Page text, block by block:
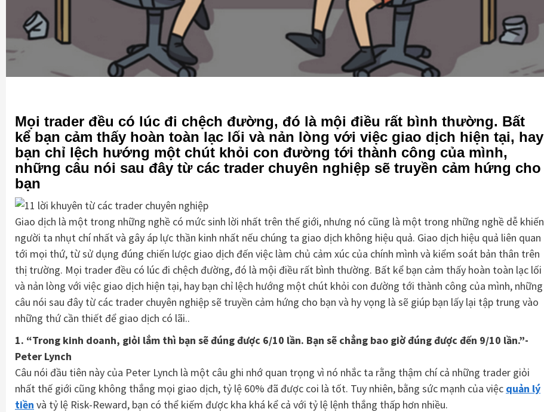
Mọi trader đều có lúc đi chệch đường, đó là mội điều rất bình thường. Bất
kể bạn cảm thấy hoàn toàn lạc lối và nản lòng với việc giao dịch hiện tại, hay
bạn chỉ lệch hướng một chút khỏi con đường tới thành công của mình,
những câu nói sau đây từ các trader chuyên nghiệp sẽ truyền cảm hứng cho
bạn
Giao dịch là một trong những nghề có mức sinh lời nhất trên thế giới, nhưng nó cũng là một trong những nghề dễ khiến
người ta nhụt chí nhất và gây áp lực thần kinh nhất nếu chúng ta giao dịch không hiệu quả. Giao dịch hiệu quả liên quan
tới mọi thứ, từ sử dụng đúng chiến lược giao dịch đến việc làm chủ cảm xúc của chính mình và kiểm soát bản thân trên
thị trường. Mọi trader đều có lúc đi chệch đường, đó là mội điều rất bình thường. Bất kể bạn cảm thấy hoàn toàn lạc lối
và nản lòng với việc giao dịch hiện tại, hay bạn chỉ lệch hướng một chút khỏi con đường tới thành công của mình, những
câu nói sau đây từ các trader chuyên nghiệp sẽ truyền cảm hứng cho bạn và hy vọng là sẽ giúp bạn lấy lại tập trung vào
những thứ cần thiết để giao dịch có lãi..
1. “Trong kinh doanh, giỏi lắm thì bạn sẽ đúng được 6/10 lần. Bạn sẽ chẳng bao giờ đúng được đến 9/10 lần.”-
Peter Lynch
Câu nói đầu tiên này của Peter Lynch là một câu ghi nhớ quan trọng vì nó nhắc ta rằng thậm chí cả những trader giỏi
nhất thế giới cũng không thắng mọi giao dịch, tỷ lệ 60% đã được coi là tốt. Tuy nhiên, bằng sức mạnh của việc quản lý
tiền và tỷ lệ Risk-Reward, bạn có thể kiếm được kha khá kể cả với tỷ lệ lệnh thắng thấp hơn nhiều.